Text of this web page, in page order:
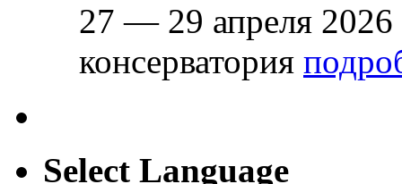
27 — 29 апреля 2026
консерватория
Select Language